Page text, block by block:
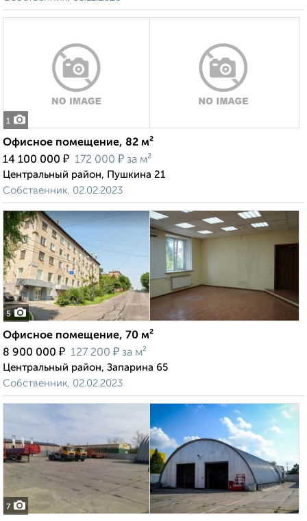
1
Офисное помещение, 82 м²
14 100 000 ₽ 172 000 ₽ за м²
Центральный район, Пушкина 21
Собственник, 02.02.2023
5
Офисное помещение, 70 м²
8 900 000 ₽ 127 200 ₽ за м²
Центральный район, Запарина 65
Собственник, 02.02.2023
7